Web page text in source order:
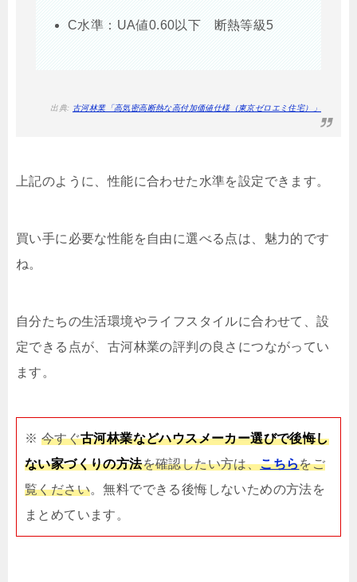
C水準：UA値0.60以下 断熱等級5
出典: 古河林業「高気密高断熱な高付加価値仕様（東京ゼロエミ住宅）」
上記のように、性能に合わせた水準を設定できます。
買い手に必要な性能を自由に選べる点は、魅力的です
ね。
自分たちの生活環境やライフスタイルに合わせて、設
定できる点が、古河林業の評判の良さにつながってい
ます。
※ 今すぐ古河林業などハウスメーカー選びで後悔し
ない家づくりの方法を確認したい方は、こちらをご
覧ください。無料でできる後悔しないための方法を
まとめています。